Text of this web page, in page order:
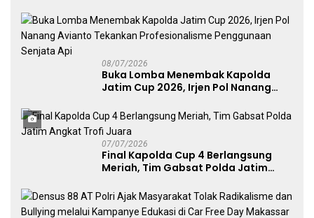
Publik
08/07/2026
Buka Lomba Menembak Kapolda
Jatim Cup 2026, Irjen Pol Nanang
Penggunaan Senjata Api
07/07/2026
Final Kapolda Cup 4 Berlangsung
Meriah, Tim Gabsat Polda Jatim